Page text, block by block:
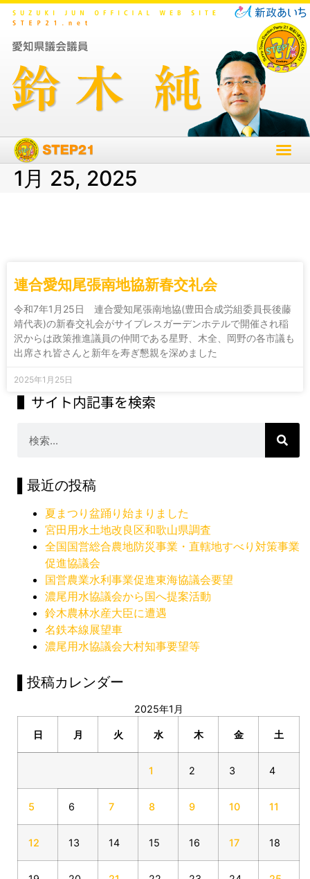
1月 25, 2025
連合愛知尾張南地協新春交礼会
令和7年1月25日 連合愛知尾張南地協(豊田合成労組委員長後藤
靖代表)の新春交礼会がサイプレスガーデンホテルで開催され稲
沢からは政策推進議員の仲間である星野、木全、岡野の各市議も
出席され皆さんと新年を寿ぎ懇親を深めました
2025年1月25日
▌サイト内記事を検索
▌最近の投稿
夏まつり盆踊り始まりました
宮田用水土地改良区和歌山県調査
全国国営総合農地防災事業・直轄地すべり対策事業
促進協議会
国営農業水利事業促進東海協議会要望
濃尾用水協議会から国へ提案活動
鈴木農林水産大臣に遭遇
名鉄本線展望車
濃尾用水協議会大村知事要望等
▌投稿カレンダー
2025年1月
日 月 火 水 木 金 土
1 2 3 4
5 6 7 8 9 10 11
12 13 14 15 16 17 18